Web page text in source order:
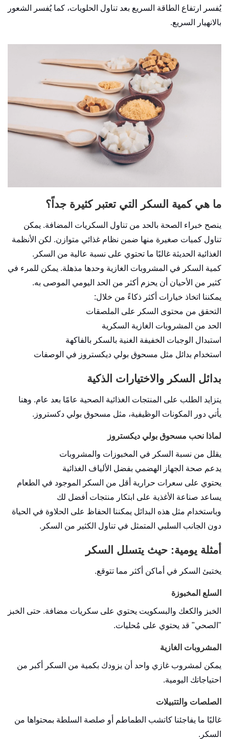
يُفسر ارتفاع الطاقة السريع بعد تناول الحلويات، كما يُفسر الشعور
بالانهيار السريع.
ما هي كمية السكر التي تعتبر كثيرة جداً؟
ينصح خبراء الصحة بالحد من تناول السكريات المضافة. يمكن
تناول كميات صغيرة منها ضمن نظام غذائي متوازن. لكن الأنظمة
الغذائية الحديثة غالبًا ما تحتوي على نسبة عالية من السكر.
كمية السكر في المشروبات الغازية وحدها مذهلة. يمكن للمرء في
كثير من الأحيان أن يحزم أكثر من الحد اليومي الموصى به.
يمكننا اتخاذ خيارات أكثر ذكاءً من خلال:
التحقق من محتوى السكر على الملصقات
الحد من المشروبات الغازية السكرية
استبدال الوجبات الخفيفة الغنية بالسكر بالفاكهة
استخدام بدائل مثل مسحوق بولي ديكستروز في الوصفات
بدائل السكر والاختيارات الذكية
يتزايد الطلب على المنتجات الغذائية الصحية عامًا بعد عام. وهنا
يأتي دور المكونات الوظيفية، مثل مسحوق بولي دكستروز.
لماذا نحب مسحوق بولي ديكستروز
يقلل من نسبة السكر في المخبوزات والمشروبات
يدعم صحة الجهاز الهضمي بفضل الألياف الغذائية
يحتوي على سعرات حرارية أقل من السكر الموجود في الطعام
يساعد صناعة الأغذية على ابتكار منتجات أفضل لك
وباستخدام مثل هذه البدائل يمكننا الحفاظ على الحلاوة في الحياة
دون الجانب السلبي المتمثل في تناول الكثير من السكر.
أمثلة يومية: حيث يتسلل السكر
يختبئ السكر في أماكن أكثر مما تتوقع.
السلع المخبوزة
الخبز والكعك والبسكويت يحتوي على سكريات مضافة. حتى الخبز
"الصحي" قد يحتوي على مُحليات.
المشروبات الغازية
يمكن لمشروب غازي واحد أن يزودك بكمية من السكر أكبر من
احتياجاتك اليومية.
الصلصات والتتبيلات
غالبًا ما يفاجئنا كاتشب الطماطم أو صلصة السلطة بمحتواها من
السكر.